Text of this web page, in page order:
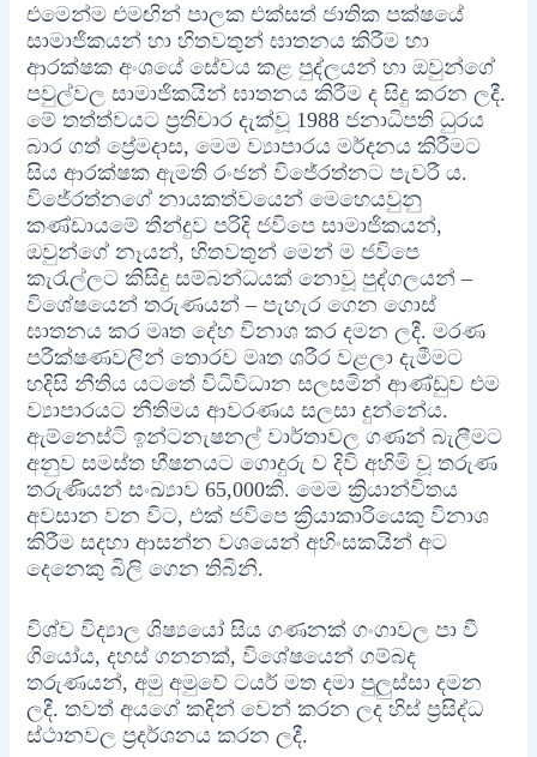
එමෙන්ම එමඟින් පාලක එක්සත් ජාතික පක්ෂයේ
සාමාජිකයන් හා හිතවතුන් ඝාතනය කිරීම හා
ආරක්ෂක අංශයේ සේවය කළ පුද්ලයන් හා ඔවුන්ගේ
පවුල්වල සාමාජිකයින් ඝාතනය කිරීම ද සිදු කරන ලදී.
මේ තත්ත්වයට ප්‍රතිචාර දැක්වූ 1988 ජනාධිපති ධුරය
බාර ගත් ප්‍රේමදාස, මෙම ව්‍යාපාරය මර්දනය කිරීමට
සිය ආරක්ෂක ඇමති රංජන් විජේරත්නට පැවරී ය.
විජේරත්නගේ නායකත්වයෙන් මෙහෙයවුනු
කණ්ඩායමේ තීන්දුව පරිදි ජවිපෙ සාමාජිකයන්,
ඔවුන්ගේ නෑයන්, හිතවතුන් මෙන් ම ජවිපෙ
කැරැල්ලට කිසිදු සම්බන්ධයක් නොවූ පුද්ගලයන් –
විශේෂයෙන් තරුණයන් – පැහැර ගෙන ගොස්
ඝාතනය කර මෘත දේහ විනාශ කර දමන ලදී. මරණ
පරීක්ෂණවලින් තොරව මෘත ශරීර වළලා දැමීමට
හදිසි නීතිය යටතේ විධිවිධාන සලසමින් ආණ්ඩුව එම
ව්‍යාපාරයට නීතිමය ආවරණය සලසා දුන්නේය.
ඇම්නෙස්ටි ඉන්ටනැෂනල් වාර්තාවල ගණන් බැලීමට
අනුව සමස්ත භීෂනයට ගොදුරු ව දිවි අහිමි වූ තරුණ
තරුණියන් සංඛ්‍යාව 65,000කි. මෙම ක්‍රියාන්විතය
අවසාන වන විට, එක් ජවිපෙ ක්‍රියාකාරියෙකු විනාශ
කිරීම සදහා ආසන්න වශයෙන් අහිංසකයින් අට
දෙනෙකු බිලි ගෙන තිබිනි.
විශ්ව විද්‍යාල ශිෂ්‍යයෝ සිය ගණනක් ගංගාවල පා වී
ගියෝය, දහස් ගනනක්, විශේෂයෙන් ගම්බද
තරුණයන්, අමු අමුවේ ටයර් මත දමා පුලුස්සා දමන
ලදී. තවත් අයගේ කඳින් වෙන් කරන ලද හිස් ප්‍රසිද්ධ
ස්ථානවල ප්‍රදර්ශනය කරන ලදී.